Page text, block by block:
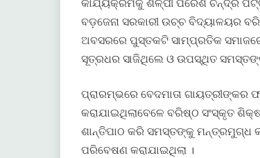
ବଡ଼ଜେନା ସରକାରୀ ଉଚ୍ଚ ବିଦ୍ୟାଳୟର
ଅବସରରେ ପୁସ୍ତକଟି ସାମ୍ପ୍ରତିକ
ସୂତ୍ରଧର ସାଜିଥିଲେ ଓ ଉପସ୍ଥିତ
ପ୍ରାରମ୍ଭରେ ବେଦମାତା
କରାଯାଇଥିଲାବେଳେ ବରିଷ୍ଠ ସଂସ୍କୃତ
ଶାନ୍ତିପାଠ କରି ସମସ୍ତଙ୍କୁ ମନ୍ତ୍ରମୁଗ୍ଧ
ପରିବେଷଣ କରାଯାଇଥିଲା ।